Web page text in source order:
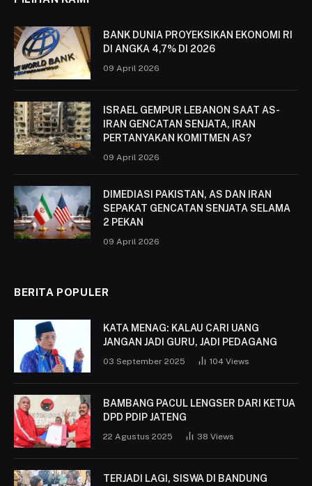
BANK DUNIA PROYEKSIKAN EKONOMI RI
DI ANGKA 4,7% DI 2026
09 April 2026
ISRAEL GEMPUR LEBANON SAAT AS-
IRAN GENCATAN SENJATA, IRAN
PERTANYAKAN KOMITMEN AS?
09 April 2026
DIMEDIASI PAKISTAN, AS DAN IRAN
SEPAKAT GENCATAN SENJATA SELAMA
2 PEKAN
09 April 2026
BERITA POPULER
KATA MENAG: KALAU CARI UANG
JANGAN JADI GURU, JADI PEDAGANG
03 September 2025 104 Views
BAMBANG PACUL LENGSER DARI KETUA
DPD PDIP JATENG
22 Agustus 2025 38 Views
TERJADI LAGI, SISWA DI BANDUNG